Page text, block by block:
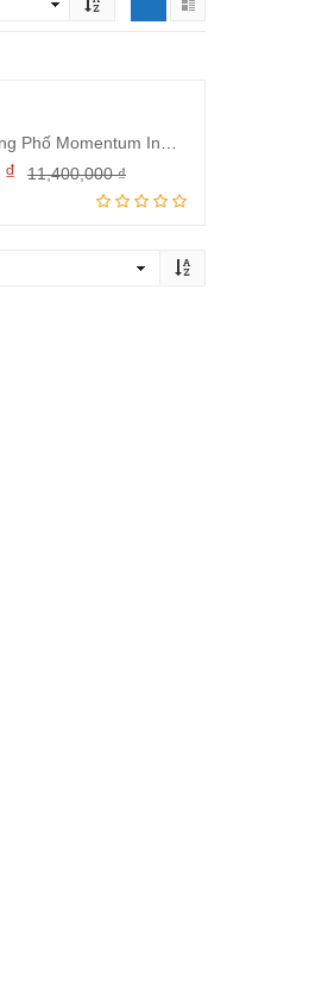
Thêm vào giỏ hàng
11,400,000₫
₫